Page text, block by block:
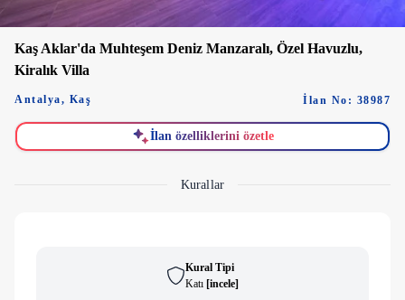
Kaş Aklar'da Muhteşem Deniz Manzaralı, Özel Havuzlu,
Kiralık Villa
Antalya, Kaş İlan No: 38987
İlan özelliklerini özetle
Kurallar
Kural Tipi
Katı [i̇ncele]